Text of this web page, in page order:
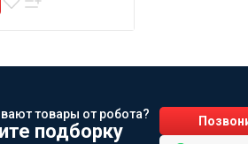
товары от робота?
подборку